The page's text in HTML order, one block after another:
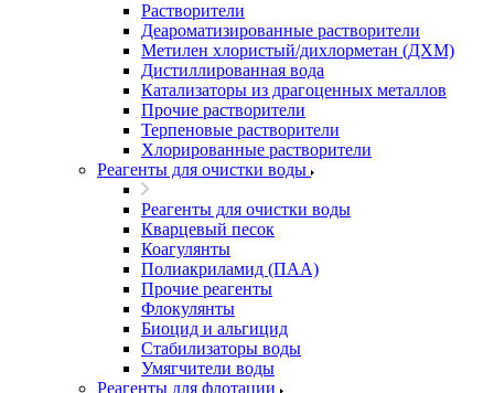
Растворители
Деароматизированные растворители
Метилен хлористый/дихлорметан (ДХМ)
Дистиллированная вода
Катализаторы из драгоценных металлов
Прочие растворители
Терпеновые растворители
Хлорированные растворители
Реагенты для очистки воды
Реагенты для очистки воды
Кварцевый песок
Коагулянты
Полиакриламид (ПАА)
Прочие реагенты
Флокулянты
Биоцид и альгицид
Стабилизаторы воды
Умягчители воды
Реагенты для флотации